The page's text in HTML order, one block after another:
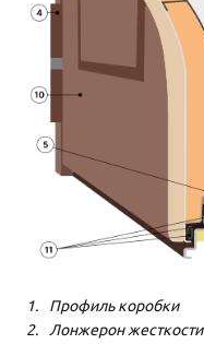
Профиль коробки
Лонжерон жесткости